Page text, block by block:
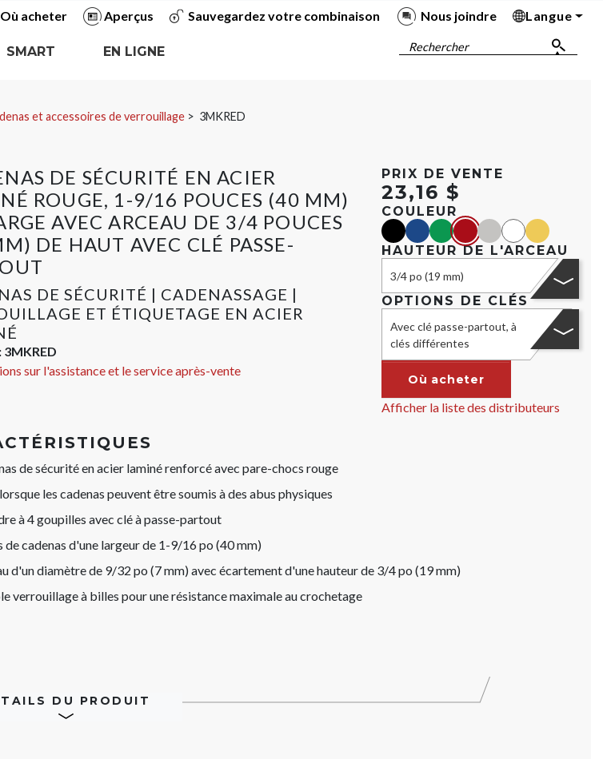
Où acheter Aperçus Sauvegardez votre combinaison Nous joindre
Langue
Rechercher
SMART
EN LIGNE
et accessoires de verrouillage 3MKRED
DE SÉCURITÉ EN ACIER
ROUGE, 1-9/16 POUCES (40 MM)
AVEC ARCEAU DE 3/4 POUCES
DE HAUT AVEC CLÉ PASSE-
DE SÉCURITÉ | CADENASSAGE |
ET ÉTIQUETAGE EN ACIER
3MKRED
sur l'assistance et le service après-vente
PRIX DE VENTE
23,16 $
COULEUR
blackbluegreenred ArgentBlancyellow
HAUTEUR DE L'ARCEAU
3/4 po (19 mm)
OPTIONS DE CLÉS
Avec clé passe-partout, à
clés différentes
Où acheter
Afficher la liste des distributeurs
de sécurité en acier laminé renforcé avec pare-chocs rouge
les cadenas peuvent être soumis à des abus physiques
à 4 goupilles avec clé à passe-partout
de cadenas d'une largeur de 1-9/16 po (40 mm)
d'un diamètre de 9/32 po (7 mm) avec écartement d'une hauteur de 3/4 po (19 mm)
verrouillage à billes pour une résistance maximale au crochetage
DU PRODUIT